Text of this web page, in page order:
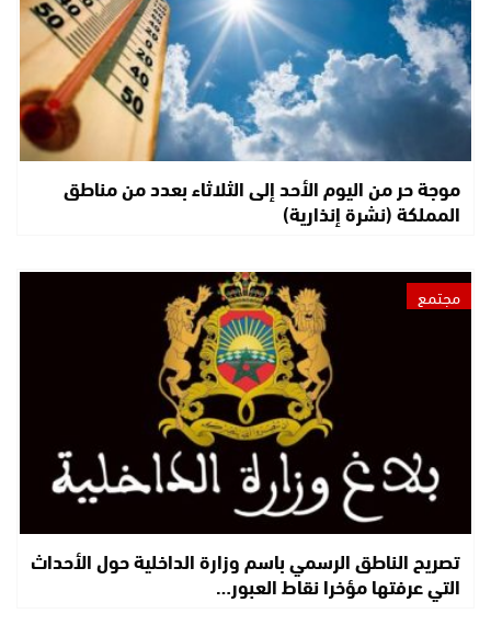
موجة حر من اليوم الأحد إلى الثلاثاء بعدد من مناطق
المملكة (نشرة إنذارية)
مجتمع
تصريح الناطق الرسمي باسم وزارة الداخلية حول الأحداث
التي عرفتها مؤخرا نقاط العبور…